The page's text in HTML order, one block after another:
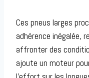
Ces pneus larges
adhérence inégalée,
affronter des
ajoute un moteur